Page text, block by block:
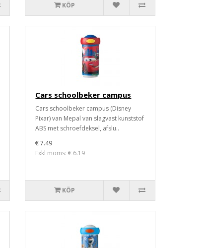
KÖP
Cars schoolbeker campus
Cars schoolbeker campus (Disney
Pixar) van Mepal van slagvast kunststof
ABS met schroefdeksel, afslu..
€ 7.49
Exkl moms: € 6.19
KÖP